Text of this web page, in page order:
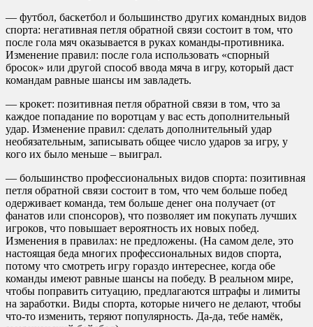
— футбол, баскетбол и большинство других командных видов
спорта: негативная петля обратной связи состоит в том, что
после гола мяч оказывается в руках команды-противника.
Изменение правил: после гола использовать «спорный
бросок» или другой способ ввода мяча в игру, который даст
командам равные шансы им завладеть.
— крокет: позитивная петля обратной связи в том, что за
каждое попадание по воротцам у вас есть дополнительный
удар. Изменение правил: сделать дополнительный удар
необязательным, записывать общее число ударов за игру, у
кого их было меньше – выиграл.
— большинство профессиональных видов спорта: позитивная
петля обратной связи состоит в том, что чем больше побед
одерживает команда, тем больше денег она получает (от
фанатов или спонсоров), что позволяет им покупать лучших
игроков, что повышает вероятность их новых побед.
Изменения в правилах: не предложены. (На самом деле, это
настоящая беда многих профессиональных видов спорта,
потому что смотреть игру гораздо интереснее, когда обе
команды имеют равные шансы на победу. В реальном мире,
чтобы поправить ситуацию, предлагаются штрафы и лимиты
на заработки. Виды спорта, которые ничего не делают, чтобы
что-то изменить, теряют популярность. Да-да, тебе намёк,